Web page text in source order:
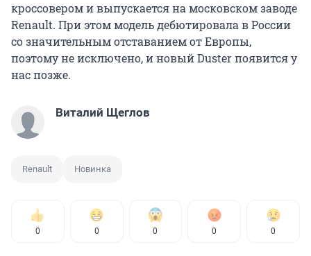
кроссовером и выпускается на московском заводе
Renault. При этом модель дебютировала в России
со значительным отставанием от Европы,
поэтому не исключено, и новый Duster появится у
нас позже.
Виталий Щеглов
Renault Новинка
0 0 0 0 0